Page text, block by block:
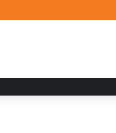
destacan en el MUTVI 2026